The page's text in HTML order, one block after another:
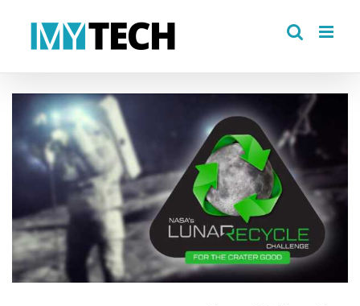
View
Larger
Image